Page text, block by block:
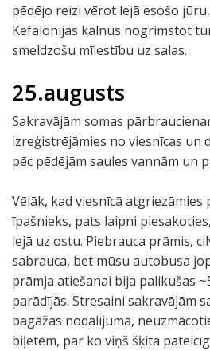
pēdējo reizi vērot lejā esošo
Kefalonijas kalnus nogrimstot
smeldzošu mīlestību uz salas.
25.augusts
Sakravājām somas
izreģistrējāmies no viesnīcas un
pēc pēdējām saules vannām un
Vēlāk, kad viesnīcā atgriezāmies
īpašnieks, pats laipni
lejā uz ostu. Piebrauca prāmis,
sabrauca, bet mūsu autobusa
prāmja atiešanai bija palikušas
parādījās. Stresaini sakravājām
bagāžas nodalījumā,
biļetēm, par ko viņš šķita